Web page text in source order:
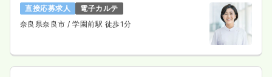
直接応募求人
電子カルテ
奈良県奈良市/ 学園前駅 徒歩1分